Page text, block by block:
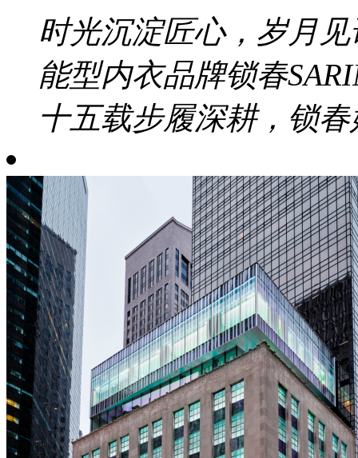
时光沉淀匠心，岁月
能型内衣品牌锁春
十五载步履深耕，锁